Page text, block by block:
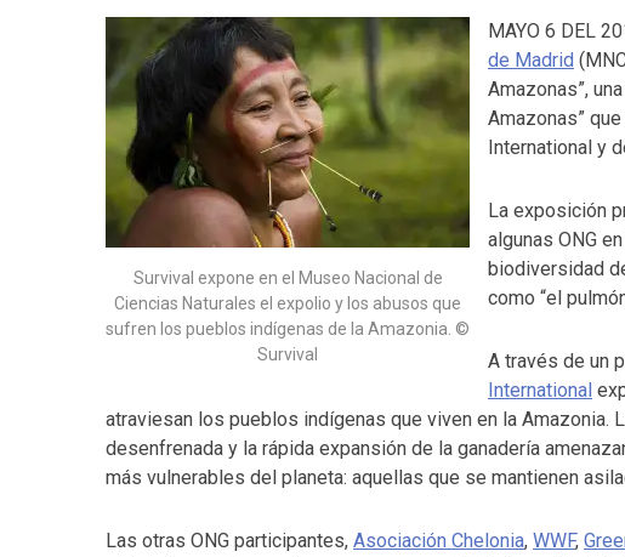
Survival expone en el Museo Nacional de
Ciencias Naturales el expolio y los abusos que
sufren los pueblos indígenas de la Amazonia. ©
Survival
MAYO 6 DEL
de Madrid
Amazonas”,
Amazonas”
International y
La exposición
algunas ONG
biodiversidad
como “el
A través de un
International
atraviesan los pueblos indígenas que viven en la Amazonia.
desenfrenada y la rápida expansión de la ganadería
más vulnerables del planeta: aquellas que se mantienen
Las otras ONG participantes, Asociación Chelonia, WWF,